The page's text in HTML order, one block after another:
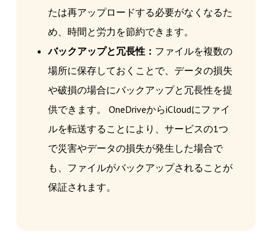
たは再アップロードする必要がなくなるた
め、時間と労力を節約できます。
バックアップと冗長性： ファイルを複数の
場所に保存しておくことで、データの損失
や破損の場合にバックアップと冗長性を提
供できます。 OneDriveからiCloudにファイ
ルを転送することにより、サービスの1つ
で災害やデータの損失が発生した場合で
も、ファイルがバックアップされることが
保証されます。